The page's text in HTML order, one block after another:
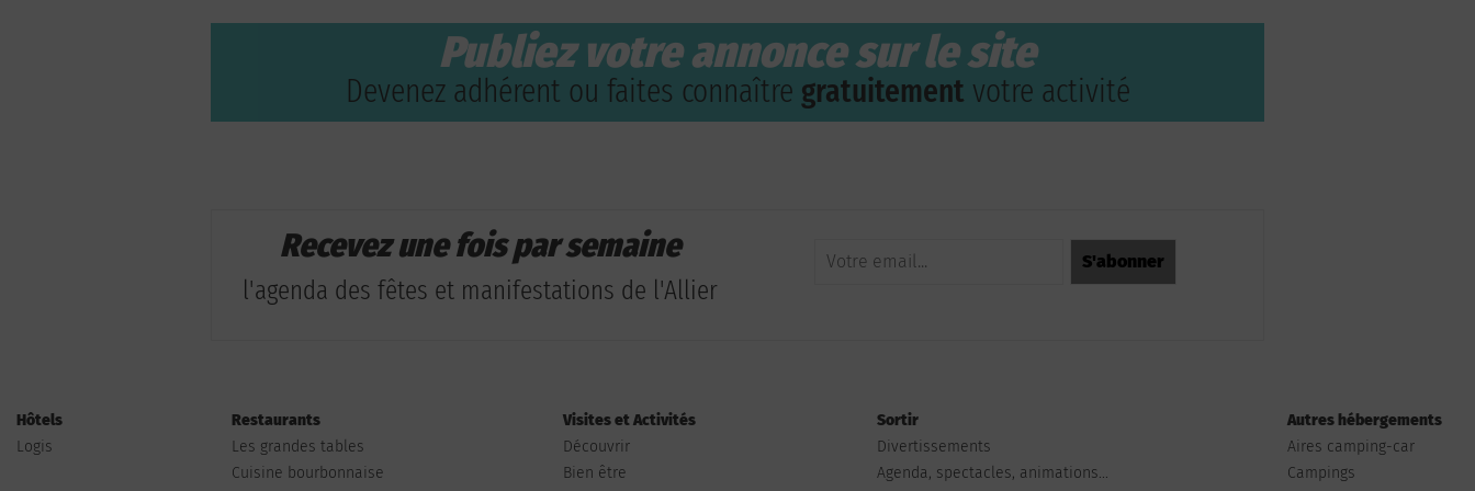
Publiez votre annonce sur le site
Devenez adhérent ou faites connaître gratuitement votre activité
Recevez une fois par semaine
l'agenda des fêtes et manifestations de l'Allier
Hôtels
Logis
Restaurants
Les grandes tables
Cuisine bourbonnaise
Visites et Activités
Découvrir
Bien être
Sortir
Divertissements
Agenda, spectacles, animations...
Autres hébergements
Aires camping-car
Campings